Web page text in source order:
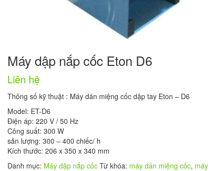
Máy dập nắp cốc Eton D6
Liên hệ
Thông số kỹ thuật : Máy dán miệng cốc dập tay Eton – D6
Model: ET-D6
Điện áp: 220 V / 50 Hz
Công suất: 300 W
sản lượng: 300 – 400 chiếc/ h
Kích thước: 206 x 350 x 340 mm
Danh mục: Máy dập nắp cốc Từ khóa: máy dán miệng cốc, máy